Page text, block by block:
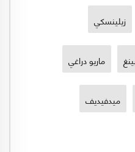
زيلينسكي
ماريو دراغي
ميدفيديف